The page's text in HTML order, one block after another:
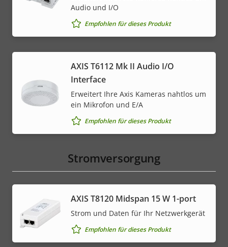
Audio und I/O
Empfohlen für dieses Produkt
AXIS T6112 Mk II Audio I/O
Interface
Erweitert Ihre Axis Kameras nahtlos um
ein Mikrofon und E/A
Empfohlen für dieses Produkt
Stromversorgung
AXIS T8120 Midspan 15 W 1-port
Strom und Daten für Ihr Netzwerkgerät
Empfohlen für dieses Produkt